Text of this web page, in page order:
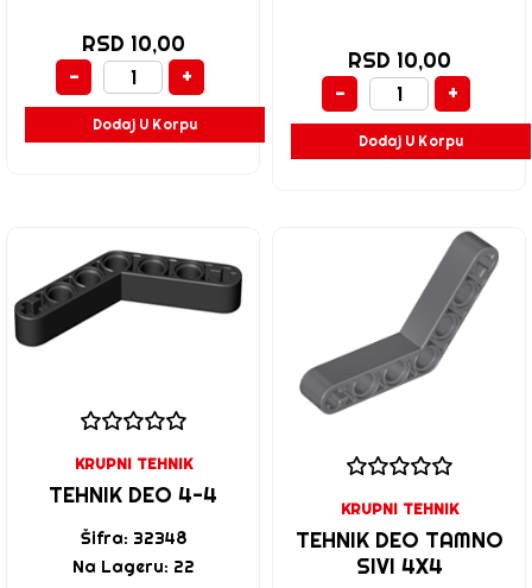
RSD 10,00
-
+
Dodaj U Korpu
RSD 10,00
-
+
Dodaj U Korpu
KRUPNI TEHNIK
TEHNIK DEO 4-4
Šifra: 32348
Na Lageru: 22
KRUPNI TEHNIK
TEHNIK DEO TAMNO
SIVI 4X4